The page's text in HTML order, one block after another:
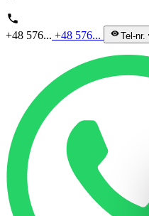
phone
+48 576... +48 576... visibilityTel-nr.